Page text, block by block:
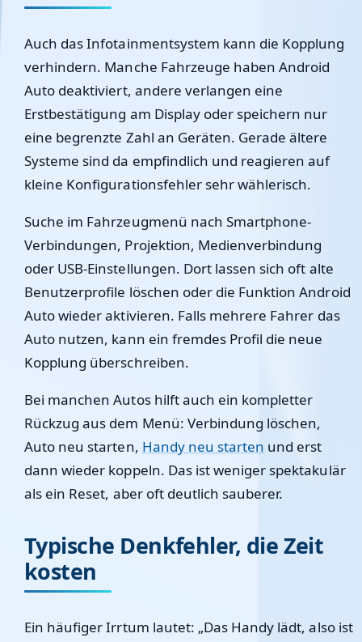
Auch das Infotainmentsystem kann die Kopplung
verhindern. Manche Fahrzeuge haben Android
Auto deaktiviert, andere verlangen eine
Erstbestätigung am Display oder speichern nur
eine begrenzte Zahl an Geräten. Gerade ältere
Systeme sind da empfindlich und reagieren auf
kleine Konfigurationsfehler sehr wählerisch.
Suche im Fahrzeugmenü nach Smartphone-
Verbindungen, Projektion, Medienverbindung
oder USB-Einstellungen. Dort lassen sich oft alte
Benutzerprofile löschen oder die Funktion Android
Auto wieder aktivieren. Falls mehrere Fahrer das
Auto nutzen, kann ein fremdes Profil die neue
Kopplung überschreiben.
Bei manchen Autos hilft auch ein kompletter
Rückzug aus dem Menü: Verbindung löschen,
Auto neu starten, Handy neu starten und erst
dann wieder koppeln. Das ist weniger spektakulär
als ein Reset, aber oft deutlich sauberer.
Typische Denkfehler, die Zeit
kosten
Ein häufiger Irrtum lautet: „Das Handy lädt, also ist